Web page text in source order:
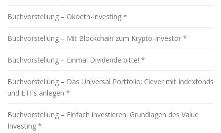
i
n
Buchvorstellung – Ökoeth-Investing *
Buchvorstellung – Mit Blockchain zum Krypto-Investor *
Buchvorstellung – Einmal Dividende bitte! *
Buchvorstellung – Das Universal Portfolio: Clever mit Indexfonds
und ETFs anlegen *
Buchvorstellung – Einfach investieren: Grundlagen des Value
Investing *